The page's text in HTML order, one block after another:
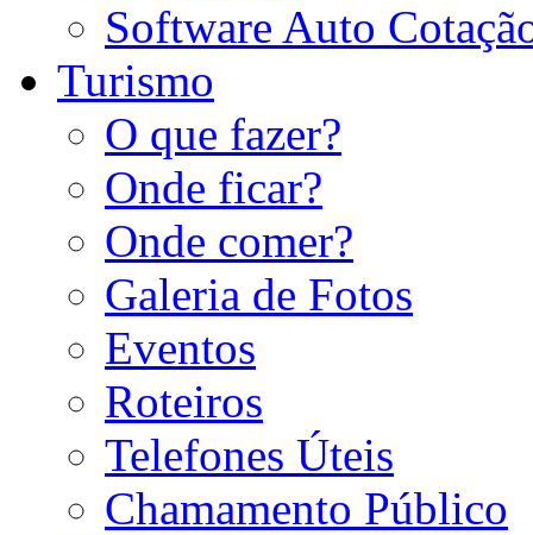
Software Auto
Turismo
O que fazer?
Onde ficar?
Onde comer?
Galeria de Fotos
Eventos
Roteiros
Telefones Úteis
Chamamento Público